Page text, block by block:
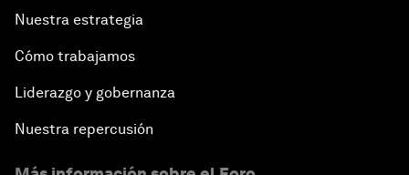
Nuestra estrategia
Cómo trabajamos
Liderazgo y gobernanza
Nuestra repercusión